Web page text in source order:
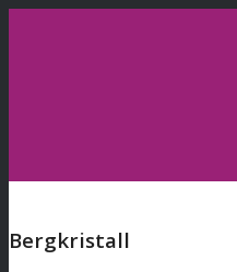
Bergkristall